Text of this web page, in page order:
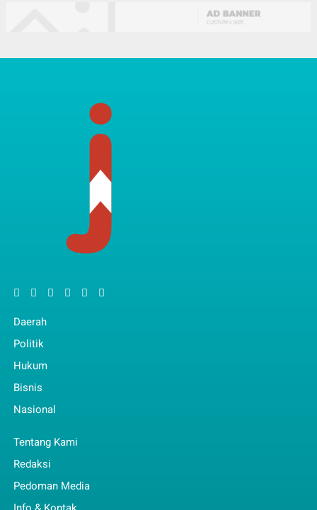
Daerah
Politik
Hukum
Bisnis
Nasional
Tentang Kami
Redaksi
Pedoman Media